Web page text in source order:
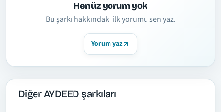
Henüz yorum yok
Bu şarkı hakkındaki ilk yorumu sen yaz.
Yorum yaz
Diğer AYDEED şarkıları